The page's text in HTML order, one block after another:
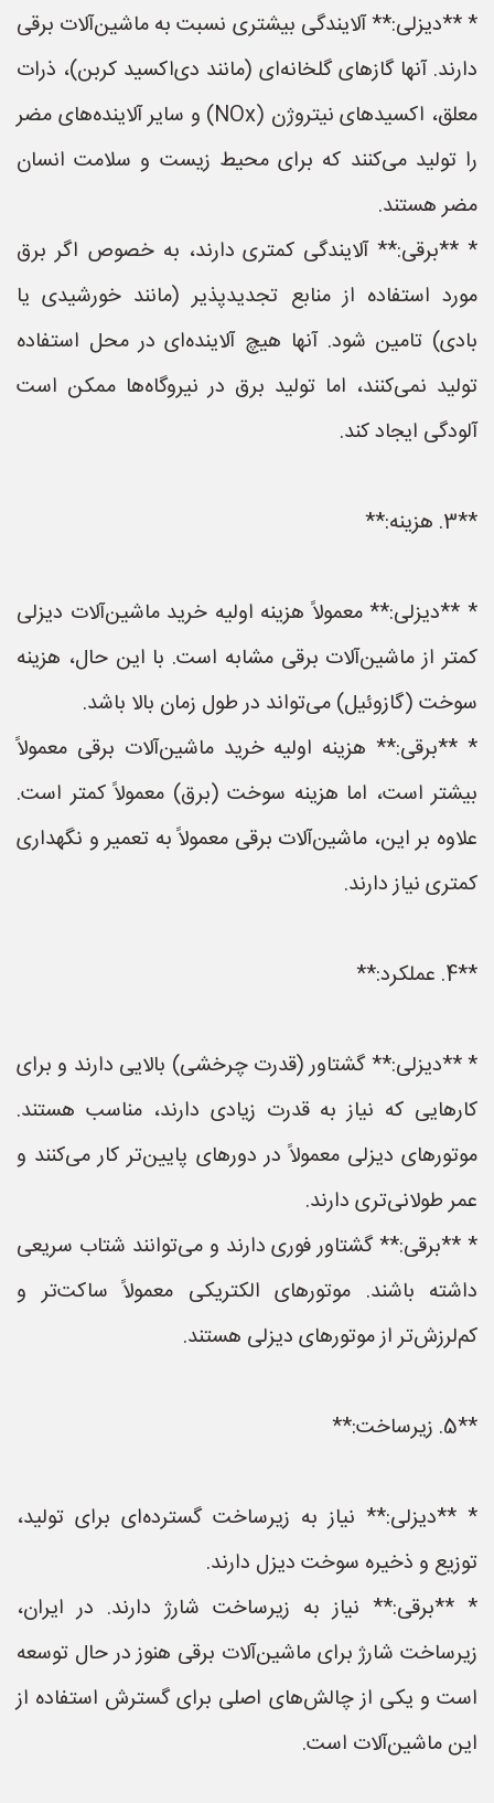
* **دیزلی:** آلایندگی بیشتری نسبت به ماشین‌آلات برقی
دارند. آنها گازهای گلخانه‌ای (مانند دی‌اکسید کربن)، ذرات
معلق، اکسیدهای نیتروژن (NOx) و سایر آلاینده‌های مضر
را تولید می‌کنند که برای محیط زیست و سلامت انسان
مضر هستند.
* **برقی:** آلایندگی کمتری دارند، به خصوص اگر برق
مورد استفاده از منابع تجدیدپذیر (مانند خورشیدی یا
بادی) تامین شود. آنها هیچ آلاینده‌ای در محل استفاده
تولید نمی‌کنند، اما تولید برق در نیروگاه‌ها ممکن است
آلودگی ایجاد کند.
**3. هزینه:**
* **دیزلی:** معمولاً هزینه اولیه خرید ماشین‌آلات دیزلی
کمتر از ماشین‌آلات برقی مشابه است. با این حال، هزینه
سوخت (گازوئیل) می‌تواند در طول زمان بالا باشد.
* **برقی:** هزینه اولیه خرید ماشین‌آلات برقی معمولاً
بیشتر است، اما هزینه سوخت (برق) معمولاً کمتر است.
علاوه بر این، ماشین‌آلات برقی معمولاً به تعمیر و نگهداری
کمتری نیاز دارند.
**4. عملکرد:**
* **دیزلی:** گشتاور (قدرت چرخشی) بالایی دارند و برای
کارهایی که نیاز به قدرت زیادی دارند، مناسب هستند.
موتورهای دیزلی معمولاً در دورهای پایین‌تر کار می‌کنند و
عمر طولانی‌تری دارند.
* **برقی:** گشتاور فوری دارند و می‌توانند شتاب سریعی
داشته باشند. موتورهای الکتریکی معمولاً ساکت‌تر و
کم‌لرزش‌تر از موتورهای دیزلی هستند.
**5. زیرساخت:**
* **دیزلی:** نیاز به زیرساخت گسترده‌ای برای تولید،
توزیع و ذخیره سوخت دیزل دارند.
* **برقی:** نیاز به زیرساخت شارژ دارند. در ایران،
زیرساخت شارژ برای ماشین‌آلات برقی هنوز در حال توسعه
است و یکی از چالش‌های اصلی برای گسترش استفاده از
این ماشین‌آلات است.